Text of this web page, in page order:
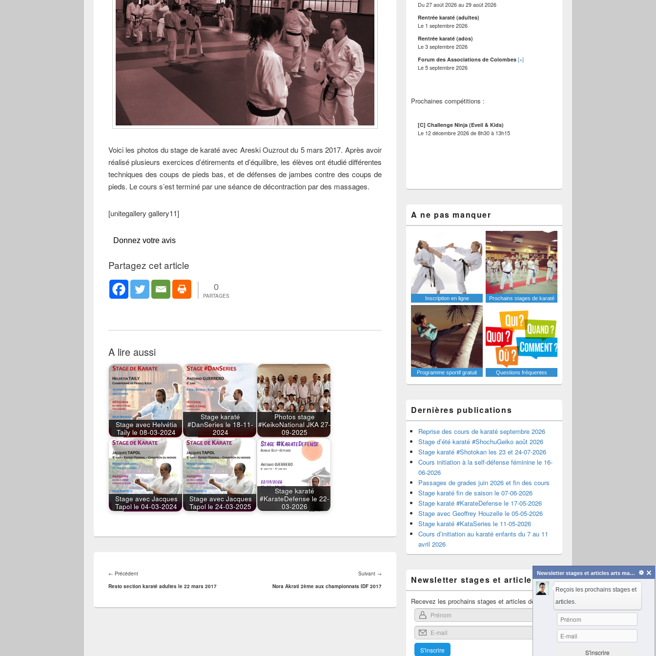
Voici les photos du stage de karaté avec Areski Ouzrout du 5 mars 2017. Après avoir
réalisé plusieurs exercices d’étirements et d’équilibre, les élèves ont étudié différentes
techniques des coups de pieds bas, et de défenses de jambes contre des coups de
pieds. Le cours s’est terminé par une séance de décontraction par des massages.
[unitegallery gallery11]
Donnez votre avis
Partagez cet article
0
PARTAGES
A lire aussi
Stage avec Helvétia
Taily le 08-03-2024
Stage karaté
#DanSeries le 18-11-
2024
Photos stage
#KeikoNational JKA 27-
09-2025
Stage avec Jacques
Tapol le 04-03-2024
Stage avec Jacques
Tapol le 24-03-2025
Stage karaté
#KarateDefense le 22-
03-2026
de
l’article
← PrécédentArticle
précédent :
Resto section karaté adultes le 22 mars 2017
Suivant →
suivant :
Nora Akrati 2ème aux championnats IDF 2017
Du27 août 2026au29 août 2026
Rentrée karaté (adultes)
Le 1 septembre 2026
Rentrée karaté (ados)
Le3 septembre 2026
Forum des Associations de Colombes [+]
Le5 septembre 2026
Prochaines compétitions :
[C] Challenge Ninja (Eveil & Kids)
Le 12 décembre 2026de8h30à 13h15
A ne pas manquer
Inscription en ligne Prochains stages de karaté
Programme sportif gratuit Questions fréquentes
Dernières publications
Reprise des cours de karaté septembre 2026
Stage d’été karaté #ShochuGeiko août 2026
Stage karaté #Shotokan les 23 et 24-07-2026
Cours initiation à la self-défense féminine le 16-
06-2026
Passages de grades juin 2026 et fin des cours
Stage karaté fin de saison le 07-06-2026
Stage karaté #KarateDefense le 17-05-2026
Stage avec Geoffrey Houzelle le 05-05-2026
Stage karaté #KataSeries le 11-05-2026
Cours d’initiation au karaté enfants du 7 au 11
avril 2026
Newsletter stages et article
Recevez les prochains stages et articles de karaté.
Newsletter stages et articles arts martiaux
Reçois les prochains stages et
articles.